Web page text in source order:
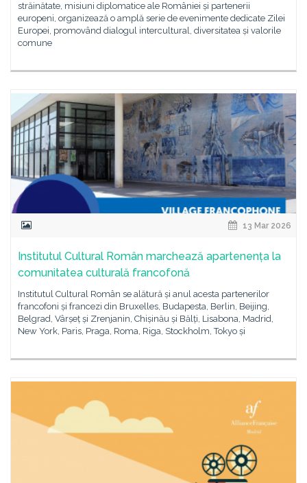
străinătate, misiuni diplomatice ale României și partenerii
europeni, organizează o amplă serie de evenimente dedicate Zilei
Europei, promovând dialogul intercultural, diversitatea și valorile
comune
13 Mar 2026
Institutul Cultural Român marchează apartenența la
comunitatea culturală francofonă
Institutul Cultural Român se alătură și anul acesta partenerilor
francofoni și francezi din Bruxelles, Budapesta, Berlin, Beijing,
Belgrad, Vârșeț și Zrenjanin, Chișinău și Bălți, Lisabona, Madrid,
New York, Paris, Praga, Roma, Riga, Stockholm, Tokyo și